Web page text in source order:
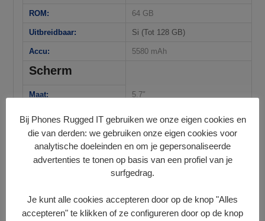
ROM: 64 GB
Uitbreidbaar: Si (Tot 128 GB)
Accu: 5580 mAh
Scherm
Maat: 5.7″
Oplossing: 720 x 1440 px• HD+
Grafiek: IMG GE8320 650MHz
Achter camera: 13 Mpx
Frontale camera: 5 Mpx
Bij Phones Rugged IT gebruiken we onze eigen cookies en
die van derden: we gebruiken onze eigen cookies voor
analytische doeleinden en om je gepersonaliseerde
advertenties te tonen op basis van een profiel van je
surfgedrag.
Je kunt alle cookies accepteren door op de knop "Alles
accepteren" te klikken of ze configureren door op de knop